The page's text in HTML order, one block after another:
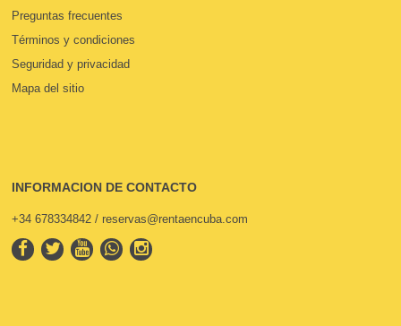
Preguntas frecuentes
Términos y condiciones
Seguridad y privacidad
Mapa del sitio
INFORMACION DE CONTACTO
+34 678334842 / reservas@rentaencuba.com